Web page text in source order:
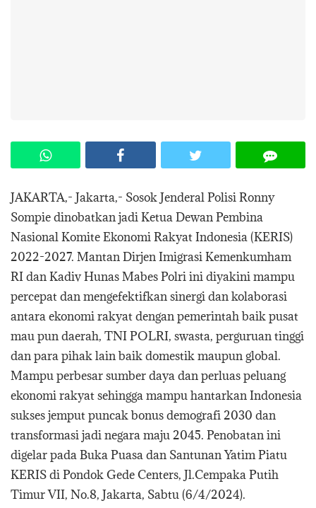
JAKARTA,- Jakarta,- Sosok Jenderal Polisi Ronny
Sompie dinobatkan jadi Ketua Dewan Pembina
Nasional Komite Ekonomi Rakyat Indonesia (KERIS)
2022-2027. Mantan Dirjen Imigrasi Kemenkumham
RI dan Kadiv Hunas Mabes Polri ini diyakini mampu
percepat dan mengefektifkan sinergi dan kolaborasi
antara ekonomi rakyat dengan pemerintah baik pusat
mau pun daerah, TNI POLRI, swasta, perguruan tinggi
dan para pihak lain baik domestik maupun global.
Mampu perbesar sumber daya dan perluas peluang
ekonomi rakyat sehingga mampu hantarkan Indonesia
sukses jemput puncak bonus demografi 2030 dan
transformasi jadi negara maju 2045. Penobatan ini
digelar pada Buka Puasa dan Santunan Yatim Piatu
KERIS di Pondok Gede Centers, Jl.Cempaka Putih
Timur VII, No.8, Jakarta, Sabtu (6/4/2024).